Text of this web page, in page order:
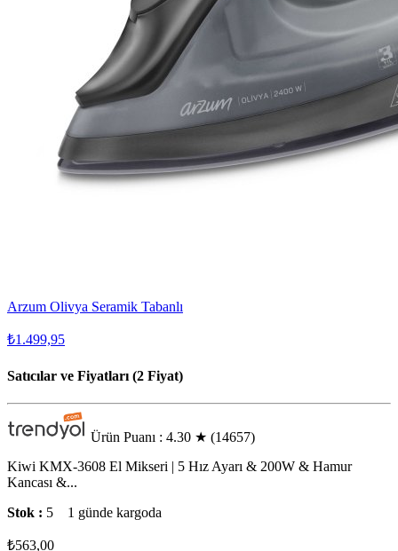
Arzum Olivya Seramik Tabanlı
₺1.499,95
Satıcılar ve Fiyatları (2 Fiyat)
Ürün Puanı : 4.30 ★ (14657)
Kiwi KMX-3608 El Mikseri | 5 Hız Ayarı & 200W & Hamur
Kancası &...
Stok : 5 1 günde kargoda
₺563,00